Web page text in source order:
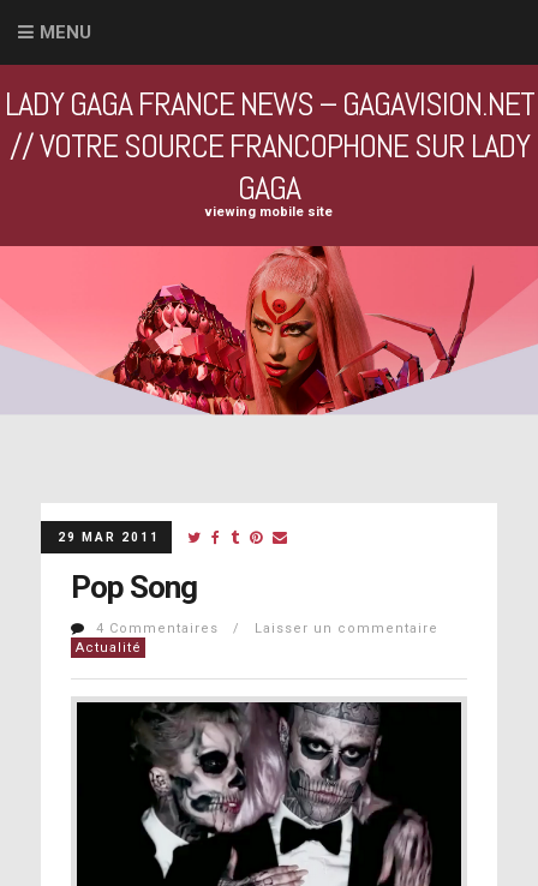
MENU
LADY GAGA FRANCE NEWS – GAGAVISION.NET
// VOTRE SOURCE FRANCOPHONE SUR LADY
GAGA
viewing mobile site
29 MAR 2011
Pop Song
4 Commentaires / Laisser un commentaire
Actualité